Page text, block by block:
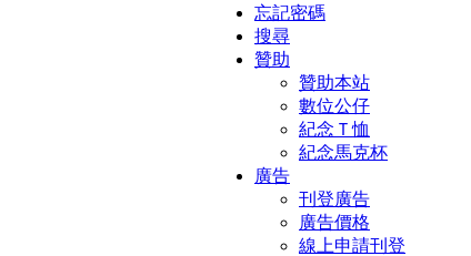
忘記密碼
搜尋
贊助
贊助本站
數位公仔
紀念Ｔ恤
紀念馬克杯
廣告
刊登廣告
廣告價格
線上申請刊登